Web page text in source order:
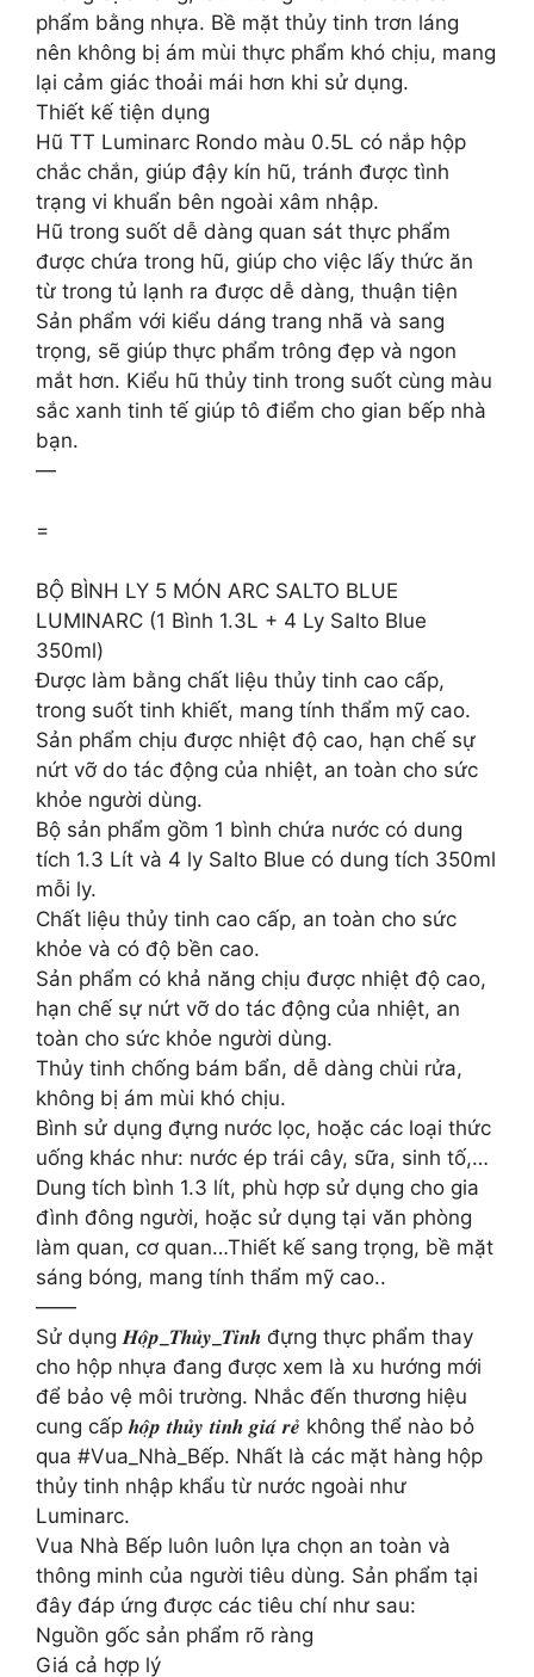
phẩm bằng nhựa. Bề mặt thủy tinh trơn láng
nên không bị ám mùi thực phẩm khó chịu, mang
lại cảm giác thoải mái hơn khi sử dụng.
Thiết kế tiện dụng
Hũ TT Luminarc Rondo màu 0.5L có nắp hộp
chắc chắn, giúp đậy kín hũ, tránh được tình
trạng vi khuẩn bên ngoài xâm nhập.
Hũ trong suốt dễ dàng quan sát thực phẩm
được chứa trong hũ, giúp cho việc lấy thức ăn
từ trong tủ lạnh ra được dễ dàng, thuận tiện
Sản phẩm với kiểu dáng trang nhã và sang
trọng, sẽ giúp thực phẩm trông đẹp và ngon
mắt hơn. Kiểu hũ thủy tinh trong suốt cùng màu
sắc xanh tinh tế giúp tô điểm cho gian bếp nhà
bạn.
—
=
BỘ BÌNH LY 5 MÓN ARC SALTO BLUE
LUMINARC (1 Bình 1.3L + 4 Ly Salto Blue
350ml)
Được làm bằng chất liệu thủy tinh cao cấp,
trong suốt tinh khiết, mang tính thẩm mỹ cao.
Sản phẩm chịu được nhiệt độ cao, hạn chế sự
nứt vỡ do tác động của nhiệt, an toàn cho sức
khỏe người dùng.
Bộ sản phẩm gồm 1 bình chứa nước có dung
tích 1.3 Lít và 4 ly Salto Blue có dung tích 350ml
mỗi ly.
Chất liệu thủy tinh cao cấp, an toàn cho sức
khỏe và có độ bền cao.
Sản phẩm có khả năng chịu được nhiệt độ cao,
hạn chế sự nứt vỡ do tác động của nhiệt, an
toàn cho sức khỏe người dùng.
Thủy tinh chống bám bẩn, dễ dàng chùi rửa,
không bị ám mùi khó chịu.
Bình sử dụng đựng nước lọc, hoặc các loại thức
uống khác như: nước ép trái cây, sữa, sinh tố,…
Dung tích bình 1.3 lít, phù hợp sử dụng cho gia
đình đông người, hoặc sử dụng tại văn phòng
làm quan, cơ quan…Thiết kế sang trọng, bề mặt
sáng bóng, mang tính thẩm mỹ cao..
——
Sử dụng 𝑯𝒐̣̂𝒑_𝑻𝒉𝒖̉𝒚_𝑻𝒊𝒏𝒉 đựng thực phẩm thay
cho hộp nhựa đang được xem là xu hướng mới
để bảo vệ môi trường. Nhắc đến thương hiệu
cung cấp 𝒉𝒐̣̂𝒑 𝒕𝒉𝒖̉𝒚 𝒕𝒊𝒏𝒉 𝒈𝒊𝒂́ 𝒓𝒆̉ không thể nào bỏ
qua #Vua_Nhà_Bếp. Nhất là các mặt hàng hộp
thủy tinh nhập khẩu từ nước ngoài như
Luminarc.
Vua Nhà Bếp luôn luôn lựa chọn an toàn và
thông minh của người tiêu dùng. Sản phẩm tại
đây đáp ứng được các tiêu chí như sau:
Nguồn gốc sản phẩm rõ ràng
Giá cả hợp lý